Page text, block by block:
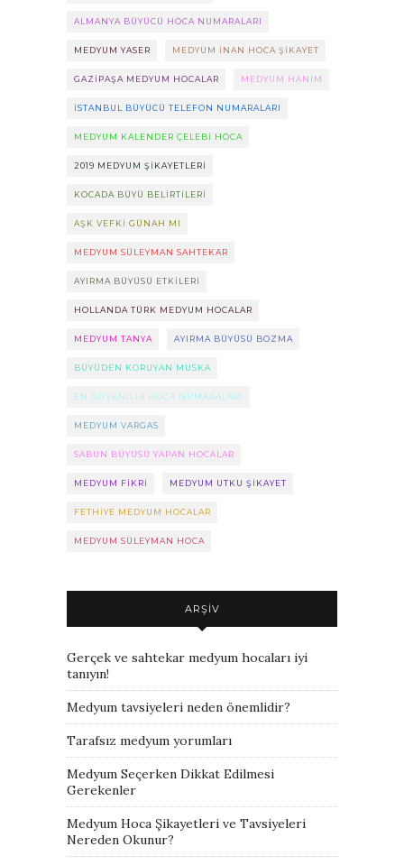
ALMANYA BÜYÜCÜ HOCA NUMARALARI
MEDYUM YASER MEDYUM INAN HOCA ŞIKAYET
GAZIPAŞA MEDYUM HOCALAR MEDYUM HANIM
ISTANBUL BÜYÜCÜ TELEFON NUMARALARI
MEDYUM KALENDER ÇELEBI HOCA
2019 MEDYUM ŞIKAYETLERI
KOCADA BÜYÜ BELIRTILERI
AŞK VEFKI GÜNAH MI
MEDYUM SÜLEYMAN SAHTEKAR
AYIRMA BÜYÜSÜ ETKILERI
HOLLANDA TÜRK MEDYUM HOCALAR
MEDYUM TANYA AYIRMA BÜYÜSÜ BOZMA
BÜYÜDEN KORUYAN MUSKA
EN GÜVENILIR HOCA NUMARALARI
MEDYUM VARGAS
SABUN BÜYÜSÜ YAPAN HOCALAR
MEDYUM FIKRI MEDYUM UTKU ŞIKAYET
FETHIYE MEDYUM HOCALAR
MEDYUM SÜLEYMAN HOCA
ARŞIV
Gerçek ve sahtekar medyum hocaları iyi
tanıyın!
Medyum tavsiyeleri neden önemlidir?
Tarafsız medyum yorumları
Medyum Seçerken Dikkat Edilmesi
Gerekenler
Medyum Hoca Şikayetleri ve Tavsiyeleri
Nereden Okunur?